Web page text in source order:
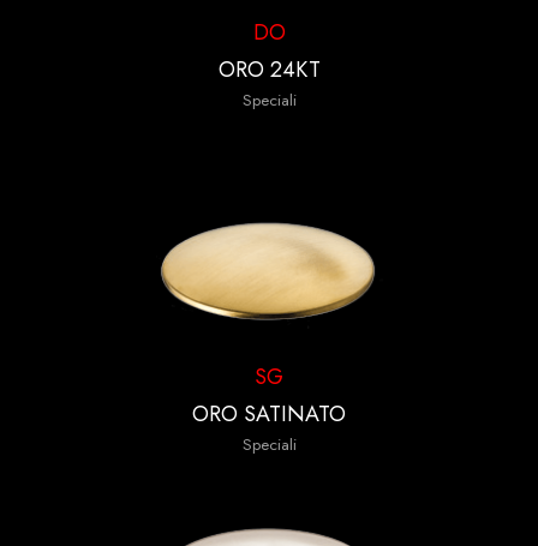
DO
ORO 24KT
Speciali
SG
ORO SATINATO
Speciali